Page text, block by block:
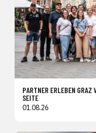
PARTNER ERLEBEN GRAZ
SEITE
01.08.26